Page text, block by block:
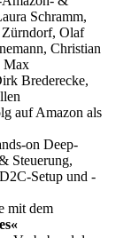
Schramm,
Olaf
Christian
Max
Brederecke,
auf Amazon als
on Deep-
Steuerung,
Setup und -
mit dem